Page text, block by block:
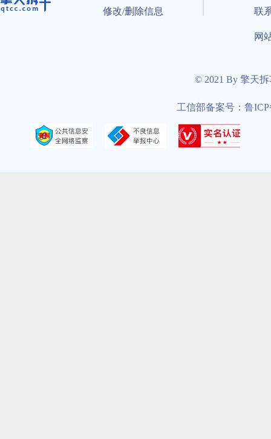
修改/删除信息 联
网
© 2021 By 擎天
工信部备案号：鲁